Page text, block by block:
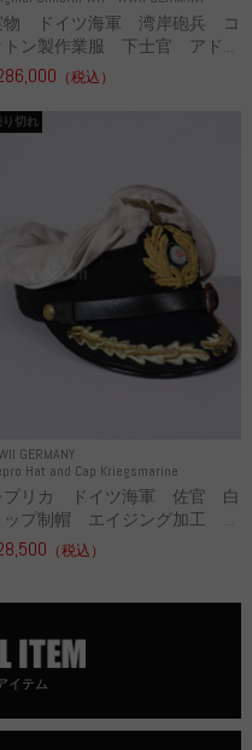
物 ドイツ海軍 湾岸砲兵 コ
トン製作業服 下士官 アド...
（税込）
GERMANY
Hat and Cap Kriegsmarine
り切れ
プリカ ドイツ海軍 佐官 白
ップ制帽 エイジング加工 ...
（税込）
イテム